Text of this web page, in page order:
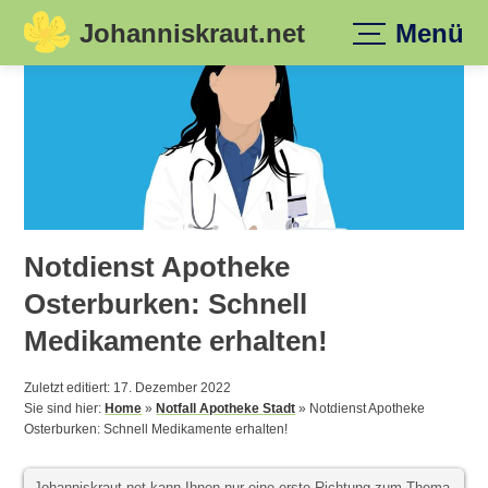
Skip
Johanniskraut.net Menü
Notdienst Apotheke
Osterburken: Schnell
Medikamente erhalten!
Zuletzt editiert: 17. Dezember 2022
Sie sind hier:Home »Notfall Apotheke Stadt » Notdienst Apotheke
Osterburken: Schnell Medikamente erhalten!